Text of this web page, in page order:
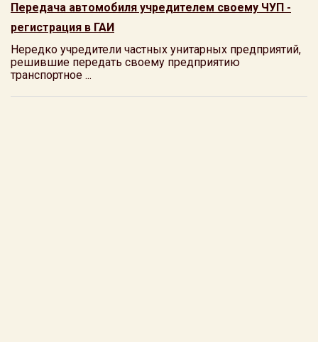
Передача автомобиля учредителем своему ЧУП -
регистрация в ГАИ
Нередко учредители частных унитарных предприятий,
решившие передать своему предприятию
транспортное ...